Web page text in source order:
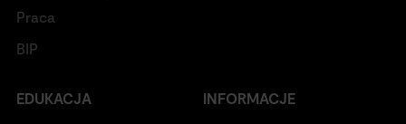
Praca
BIP
EDUKACJA INFORMACJE